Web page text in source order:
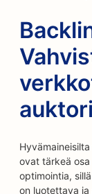
ovat tärkeä
optimointia,
on luotettava